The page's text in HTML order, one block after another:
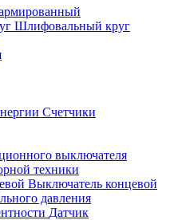
Шлифовальный круг
Счетчики
выключателя
техники
Выключатель концевой
давления
Датчик